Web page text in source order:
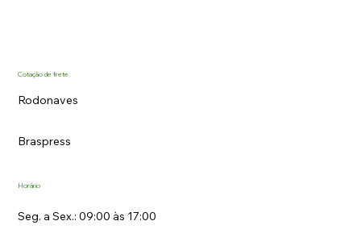
Cotação de frete
Rodonaves
Braspress
Horário
Seg. a Sex.: 09:00 às 17:00